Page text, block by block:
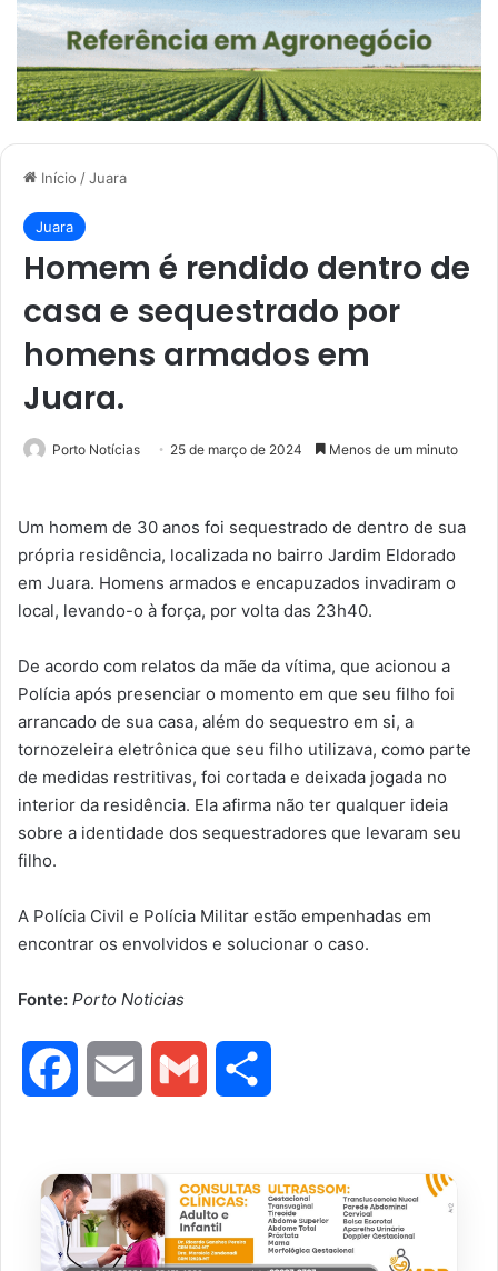
Início /Juara
Juara
Homem é rendido dentro de
casa e sequestrado por
homens armados em
Juara.
Porto Notícias 25 de março de 2024 Menos de um minuto
Um homem de 30 anos foi sequestrado de dentro de sua
própria residência, localizada no bairro Jardim Eldorado
em Juara. Homens armados e encapuzados invadiram o
local, levando-o à força, por volta das 23h40.
De acordo com relatos da mãe da vítima, que acionou a
Polícia após presenciar o momento em que seu filho foi
arrancado de sua casa, além do sequestro em si, a
tornozeleira eletrônica que seu filho utilizava, como parte
de medidas restritivas, foi cortada e deixada jogada no
interior da residência. Ela afirma não ter qualquer ideia
sobre a identidade dos sequestradores que levaram seu
filho.
A Polícia Civil e Polícia Militar estão empenhadas em
encontrar os envolvidos e solucionar o caso.
Fonte: Porto Noticias
c
e i
a
i
a
r